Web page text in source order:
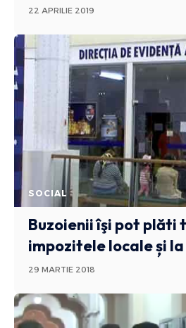
22 APRILIE 2019
SOCIAL
Buzoienii îşi pot plăti
impozitele locale și
29 MARTIE 2018